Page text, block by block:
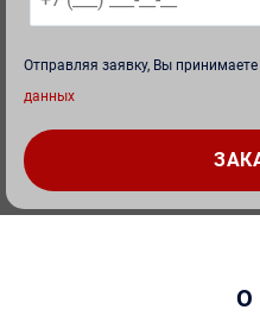
Отправляя заявку, Вы
данных
О